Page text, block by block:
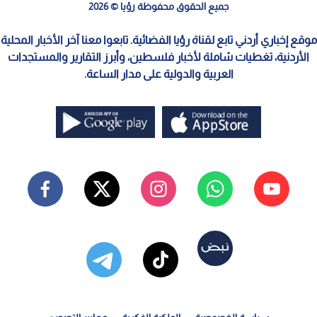
جميع الحقوق محفوظة رؤيا © 2026
موقع إخباري أردني تابع لقناة رؤيا الفضائية. تابعوا معنا آخر الأخبار المحلية
الأردنية، تغطيات شاملة لأخبار فلسطين، وأبرز التقارير والمستجدات
العربية والدولية على مدار الساعة.